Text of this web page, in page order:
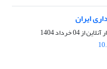
از04 خرداد 1404